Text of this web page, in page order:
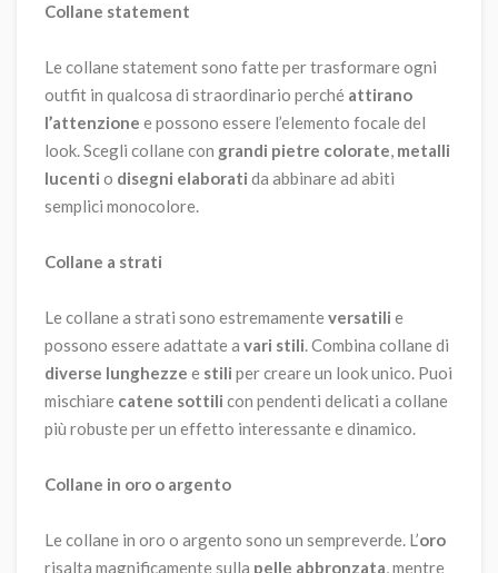
Collane statement
Le collane statement sono fatte per trasformare ogni
outfit in qualcosa di straordinario perché attirano
l’attenzione e possono essere l’elemento focale del
look. Scegli collane con grandi pietre colorate, metalli
lucenti o disegni elaborati da abbinare ad abiti
semplici monocolore.
Collane a strati
Le collane a strati sono estremamenteversatili e
possono essere adattate a vari stili. Combina collane di
diverse lunghezze e stili per creare un look unico. Puoi
mischiare catene sottili con pendenti delicati a collane
più robuste per un effetto interessante e dinamico.
Collane in oro o argento
Le collane in oro o argento sono un sempreverde. L’oro
risalta magnificamente sulla pelle abbronzata, mentre